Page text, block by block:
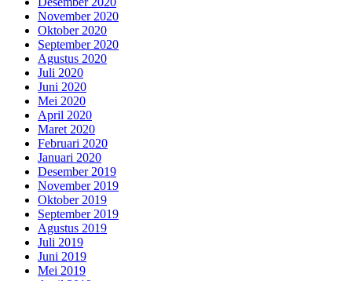
November 2020
Oktober 2020
September 2020
Agustus 2020
Juli 2020
Juni 2020
Mei 2020
April 2020
Maret 2020
Februari 2020
Januari 2020
Desember 2019
November 2019
Oktober 2019
September 2019
Agustus 2019
Juli 2019
Juni 2019
Mei 2019